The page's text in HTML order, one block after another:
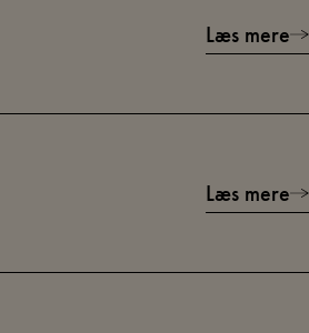
Læs mere
Læs mere